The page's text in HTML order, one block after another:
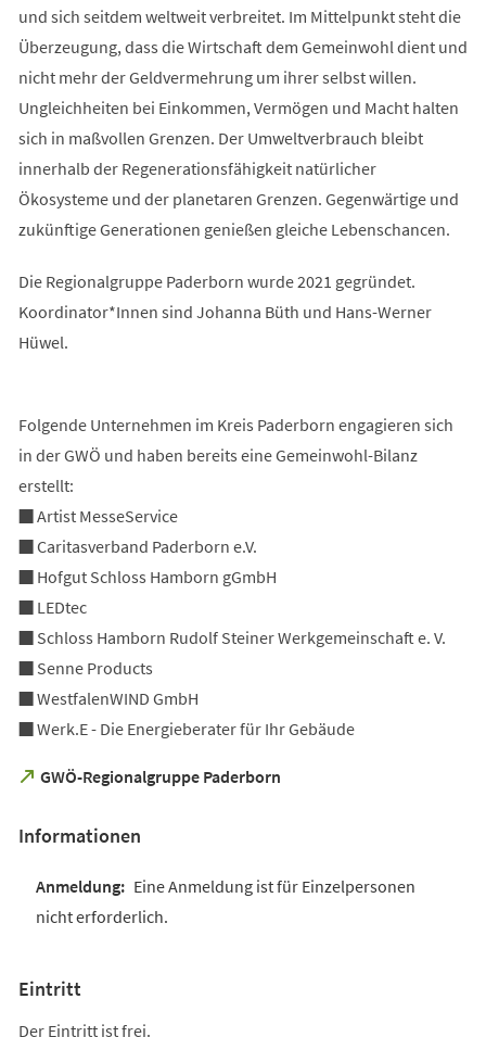
und sich seitdem weltweit verbreitet. Im Mittelpunkt steht die
Überzeugung, dass die Wirtschaft dem Gemeinwohl dient und
nicht mehr der Geldvermehrung um ihrer selbst willen.
Ungleichheiten bei Einkommen, Vermögen und Macht halten
sich in maßvollen Grenzen. Der Umweltverbrauch bleibt
innerhalb der Regenerationsfähigkeit natürlicher
Ökosysteme und der planetaren Grenzen. Gegenwärtige und
zukünftige Generationen genießen gleiche Lebenschancen.
Die Regionalgruppe Paderborn wurde 2021 gegründet.
Koordinator*Innen sind Johanna Büth und Hans-Werner
Hüwel.
Folgende Unternehmen im Kreis Paderborn engagieren sich
in der GWÖ und haben bereits eine Gemeinwohl-Bilanz
erstellt:
■ Artist MesseService
■ Caritasverband Paderborn e.V.
■ Hofgut Schloss Hamborn gGmbH
■ LEDtec
■ Schloss Hamborn Rudolf Steiner Werkgemeinschaft e. V.
■ Senne Products
■ WestfalenWIND GmbH
■ Werk.E - Die Energieberater für Ihr Gebäude
GWÖ-Regionalgruppe Paderborn
(Öffnet
neuen
Informationen
Eine Anmeldung ist für Einzelpersonen
nicht erforderlich.
Eintritt
Der Eintritt ist frei.